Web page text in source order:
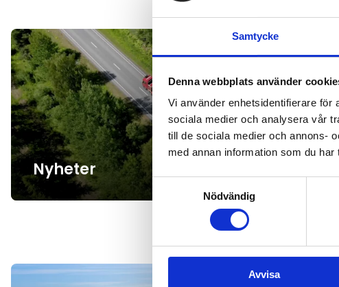
Samtycke
Denna webbplats använder
Vi använder enhetsidentifierare för
sociala medier och analysera vår
till de sociala medier och annons-
med annan information som du
Samtyckesval
Nödvändig
Avvisa
Nyheter